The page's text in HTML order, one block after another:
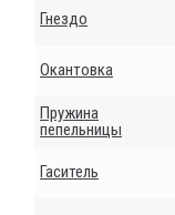
Гнездо
Окантовка
Пружина
пепельницы
Гаситель